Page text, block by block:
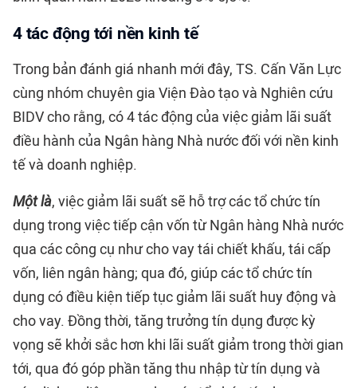
4 tác động tới nền kinh tế
Trong bản đánh giá nhanh mới đây, TS. Cấn Văn Lực
cùng nhóm chuyên gia Viện Đào tạo và Nghiên cứu
BIDV cho rằng, có 4 tác động của việc giảm lãi suất
điều hành của Ngân hàng Nhà nước đối với nền kinh
tế và doanh nghiệp.
Một là, việc giảm lãi suất sẽ hỗ trợ các tổ chức tín
dụng trong việc tiếp cận vốn từ Ngân hàng Nhà nước
qua các công cụ như cho vay tái chiết khấu, tái cấp
vốn, liên ngân hàng; qua đó, giúp các tổ chức tín
dụng có điều kiện tiếp tục giảm lãi suất huy động và
cho vay. Đồng thời, tăng trưởng tín dụng được kỳ
vọng sẽ khởi sắc hơn khi lãi suất giảm trong thời gian
tới, qua đó góp phần tăng thu nhập từ tín dụng và